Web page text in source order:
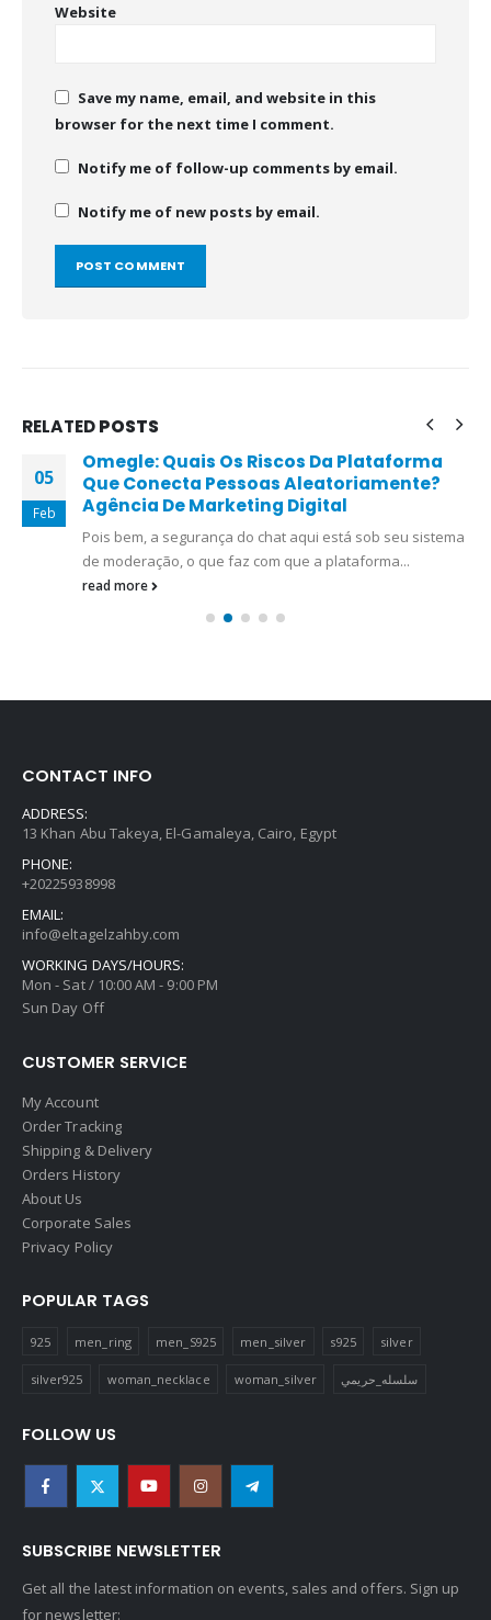
Website
Save my name, email, and website in this
browser for the next time I comment.
Notify me of follow-up comments by email.
Notify me of new posts by email.
RELATEDPOSTS
05
Feb
Omegle: Quais Os Riscos Da Plataforma
Que Conecta Pessoas Aleatoriamente?
Agência De Marketing Digital
Pois bem, a segurança do chat aqui está sob seu sistema
de moderação, o que faz com que a plataforma...
read more
CONTACT INFO
ADDRESS:
13 Khan Abu Takeya, El-Gamaleya, Cairo, Egypt
PHONE:
+20225938998
EMAIL:
info@eltagelzahby.com
WORKING DAYS/HOURS:
Mon - Sat / 10:00 AM - 9:00 PM
Sun Day Off
CUSTOMER SERVICE
My Account
Order Tracking
Shipping & Delivery
Orders History
About Us
Corporate Sales
Privacy Policy
POPULAR TAGS
925 men_ring men_S925 men_silver s925 silver
silver925 woman_necklace woman_silver سلسله_حريمي
FOLLOW US
SUBSCRIBE NEWSLETTER
Get all the latest information on events, sales and offers. Sign up
for newsletter: